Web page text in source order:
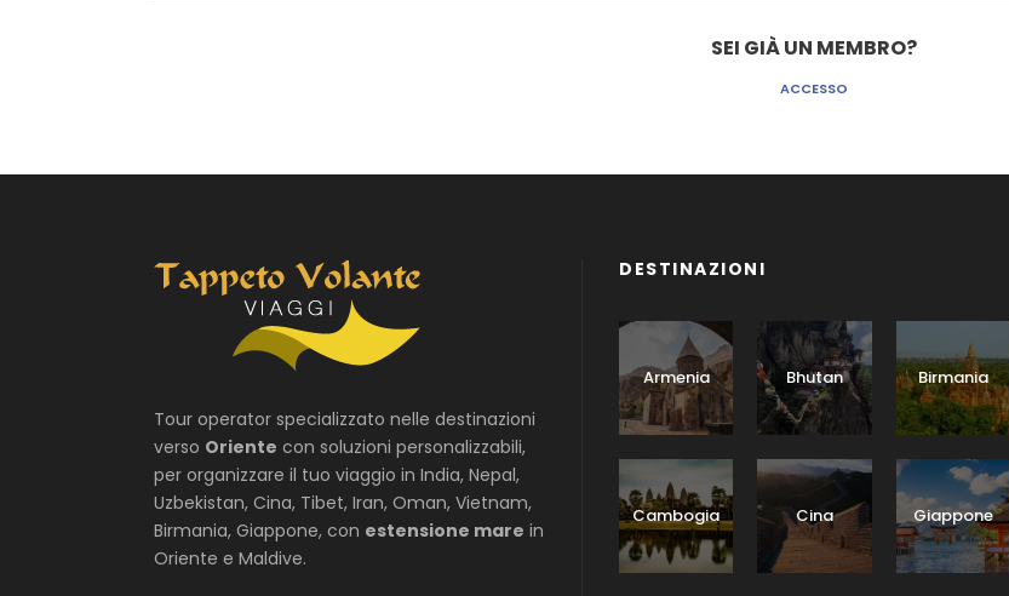
SEI GIÀ UN MEMBRO?
ACCESSO
Tour operator specializzato nelle destinazioni
verso Oriente con soluzioni personalizzabili,
per organizzare il tuo viaggio in India, Nepal,
Uzbekistan, Cina, Tibet, Iran, Oman, Vietnam,
Birmania, Giappone, con estensione mare in
Oriente e Maldive.
DESTINAZIONI
Armenia Bhutan Birmania
Cambogia Cina Giappone